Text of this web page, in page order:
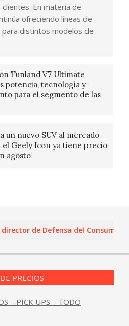
En materia de
ofreciendo líneas de
distintos modelos de
Tunland V7 Ultimate
potencia, tecnología y
para el segmento de las
un nuevo SUV al mercado
Geely Icon ya tiene precio
agosto
de Defensa del Consumidor y
PRECIOS
– PICK UPS – TODO